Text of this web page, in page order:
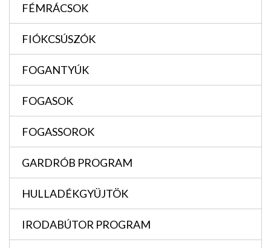
FÉMRÁCSOK
FIÓKCSÚSZÓK
FOGANTYÚK
FOGASOK
FOGASSOROK
GARDRÓB PROGRAM
HULLADÉKGYÜJTÖK
IRODABÚTOR PROGRAM